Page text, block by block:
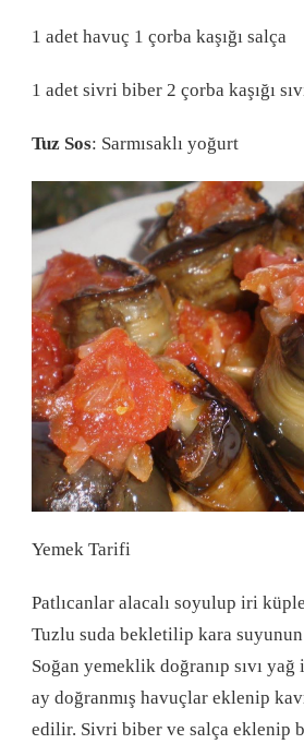
1 adet havuç 1 çorba kaşığı salça
1 adet sivri biber 2 çorba kaşığı
Tuz Sos: Sarmısaklı yoğurt
Yemek Tarifi
Patlıcanlar alacalı soyulup iri
Tuzlu suda bekletilip kara suyunun
Soğan yemeklik doğranıp sıvı
ay doğranmış havuçlar eklenip
edilir. Sivri biber ve sal­ça eklenip